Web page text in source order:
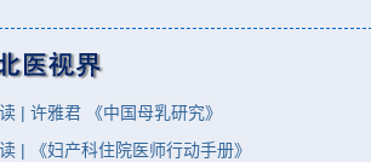
| 许雅君 《中国母乳研究》
| 《妇产科住院医师行动手册》